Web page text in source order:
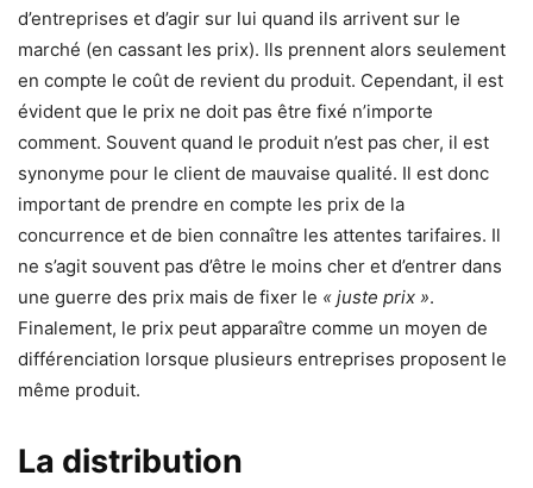
d’entreprises et d’agir sur lui quand ils arrivent sur le
marché (en cassant les prix). Ils prennent alors seulement
en compte le coût de revient du produit. Cependant, il est
évident que le prix ne doit pas être fixé n’importe
comment. Souvent quand le produit n’est pas cher, il est
synonyme pour le client de mauvaise qualité. Il est donc
important de prendre en compte les prix de la
concurrence et de bien connaître les attentes tarifaires. Il
ne s’agit souvent pas d’être le moins cher et d’entrer dans
une guerre des prix mais de fixer le « juste prix ».
Finalement, le prix peut apparaître comme un moyen de
différenciation lorsque plusieurs entreprises proposent le
même produit.
La distribution